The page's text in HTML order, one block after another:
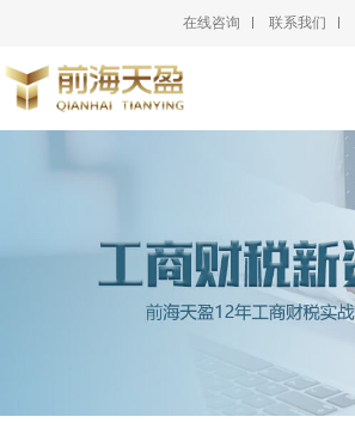
在线咨询 联系我们